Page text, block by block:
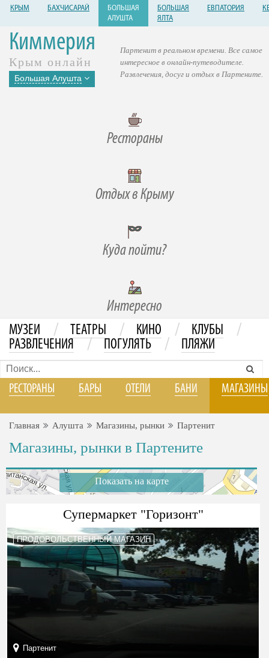
КРЫМ БАХЧИСАРАЙ
БОЛЬШАЯ
АЛУШТА
БОЛЬШАЯ
ЯЛТА
ЕВПАТОРИЯ
Киммерия
Крым онлайн
Большая Алушта
Рестораны
Отдых в Крыму
Куда пойти?
Интересно
Партенит в реальном времени. Все самое
интересное в онлайн-путеводителе.
Развлечения, досуг и отдых в Партените.
МУЗЕИ / ТЕАТРЫ / КИНО / КЛУБЫ /
РАЗВЛЕЧЕНИЯ / ПОГУЛЯТЬ / ПЛЯЖИ
РЕСТОРАНЫ БАРЫ ОТЕЛИ БАНИ МАГАЗИНЫ
Главная Алушта Магазины, рынки Партенит
Магазины, рынки в Партените
Показать на карте
Супермаркет "Горизонт"
ПРОДОВОЛЬСТВЕННЫЙ МАГАЗИН
Партенит